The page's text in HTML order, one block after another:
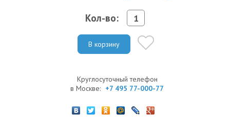
Кол-во:
В корзину
Круглосуточный телефон
в Москве: +7 495 77-000-77